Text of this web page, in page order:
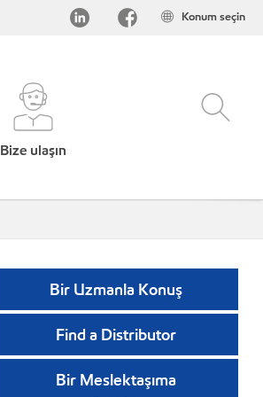
Konum seçin
Bize ulaşın
Bir Uzmanla Konuş
Find a Distributor
Bir Meslektaşıma